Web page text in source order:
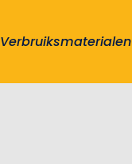
Verbruiksmaterialen